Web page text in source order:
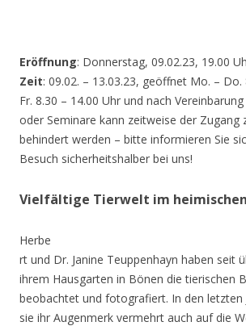
Eröffnung: Donnerstag, 09.02.23, 19.00
Zeit: 09.02. – 13.03.23, geöffnet Mo. – Do.
Fr. 8.30 – 14.00 Uhr und nach
oder Seminare kann zeitweise der Zugang
behindert werden – bitte informieren Sie
Besuch sicherheitshalber bei uns!
Vielfältige Tierwelt im
Herbe
rt und Dr. Janine Teuppenhayn haben seit
ihrem Hausgarten in Bönen die tierischen
beobachtet und fotografiert. In den letzten
sie ihr Augenmerk vermehrt auch auf die